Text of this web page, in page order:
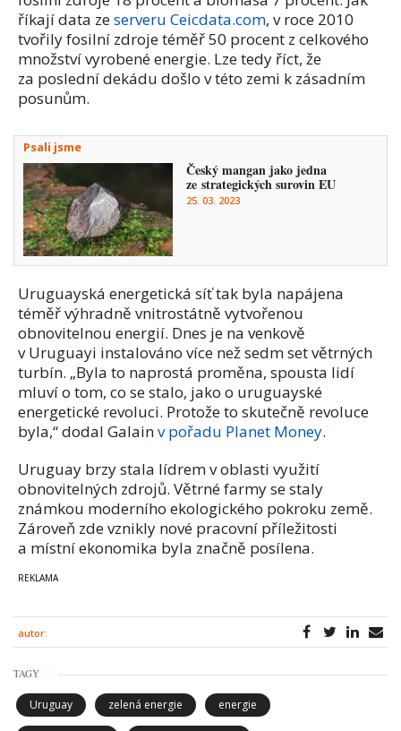
říkají data zeserveru Ceicdata.com, v roce 2010
tvořily fosilní zdroje téměř 50 procent z celkového
množství vyrobené energie. Lze tedy říct, že
za poslední dekádu došlo v této zemi k zásadním
posunům.
Psali jsme
Český mangan jako jedna
ze strategických surovin EU
25. 03. 2023
Uruguayská energetická síť tak byla napájena
téměř výhradně vnitrostátně vytvořenou
obnovitelnou energií. Dnes je na venkově
v Uruguayi instalováno více než sedm set větrných
turbín. „Byla to naprostá proměna, spousta lidí
mluví o tom, co se stalo, jako o uruguayské
energetické revoluci. Protože to skutečně revoluce
byla,“ dodal Galainv pořadu Planet Money.
Uruguay brzy stala lídrem v oblasti využití
obnovitelných zdrojů. Větrné farmy se staly
známkou moderního ekologického pokroku země.
Zároveň zde vznikly nové pracovní příležitosti
a místní ekonomika byla značně posílena.
autor:
TAGY
Uruguay zelená energie energie